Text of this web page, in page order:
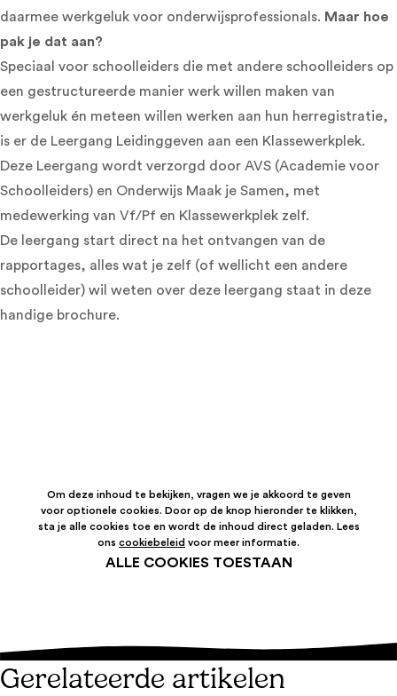
daarmee werkgeluk voor onderwijsprofessionals. Maar hoe
pak je dat aan?
Speciaal voor schoolleiders die met andere schoolleiders op
een gestructureerde manier werk willen maken van
werkgeluk én meteen willen werken aan hun herregistratie,
is er de Leergang Leidinggeven aan een Klassewerkplek.
Deze Leergang wordt verzorgd door AVS (Academie voor
Schoolleiders) en Onderwijs Maak je Samen, met
medewerking van Vf/Pf en Klassewerkplek zelf.
De leergang start direct na het ontvangen van de
rapportages, alles wat je zelf (of wellicht een andere
schoolleider) wil weten over deze leergang staat in deze
handige brochure.
Om deze inhoud te bekijken, vragen we je akkoord te geven
voor optionele cookies. Door op de knop hieronder te klikken,
sta je alle cookies toe en wordt de inhoud direct geladen. Lees
ons cookiebeleid voor meer informatie.
ALLE COOKIES TOESTAAN
Gerelateerde artikelen